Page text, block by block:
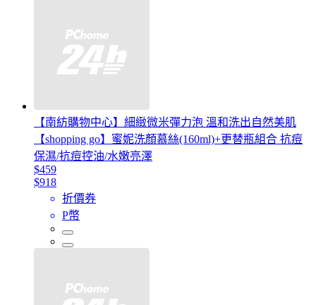
【南紡購物中心】細緻微米彈力泡 溫和洗出自然美肌
【shopping go】蜜妮洗顏慕絲(160ml)+更替瓶組合 抗痘
保濕/抗痘控油/水嫩亮澤
$459
$918
折價券
P幣